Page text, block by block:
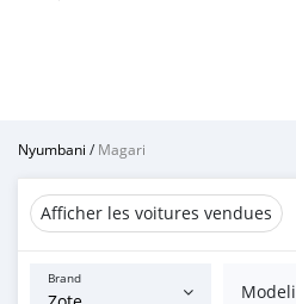
Nyumbani /Magari
Afficher les voitures vendues
Brand
Modeli